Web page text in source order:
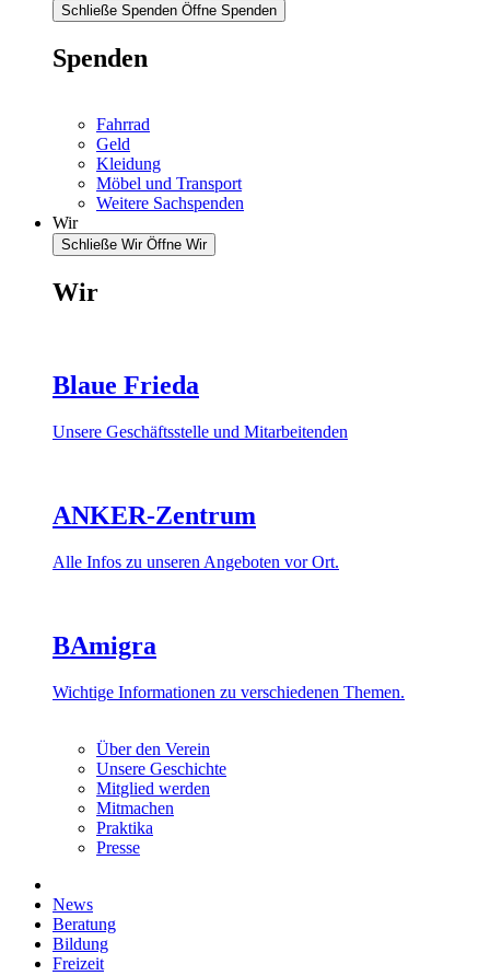
Schließe Spenden Öffne Spenden
Spenden
Fahrrad
Geld
Kleidung
Möbel und Transport
Weitere Sachspenden
Wir
Schließe Wir Öffne Wir
Wir
Blaue Frieda
Unsere Geschäftsstelle und Mitarbeitenden
ANKER-Zentrum
Alle Infos zu unseren Angeboten vor Ort.
BAmigra
Wichtige Informationen zu verschiedenen Themen.
Über den Verein
Unsere Geschichte
Mitglied werden
Mitmachen
Praktika
Presse
News
Beratung
Bildung
Freizeit